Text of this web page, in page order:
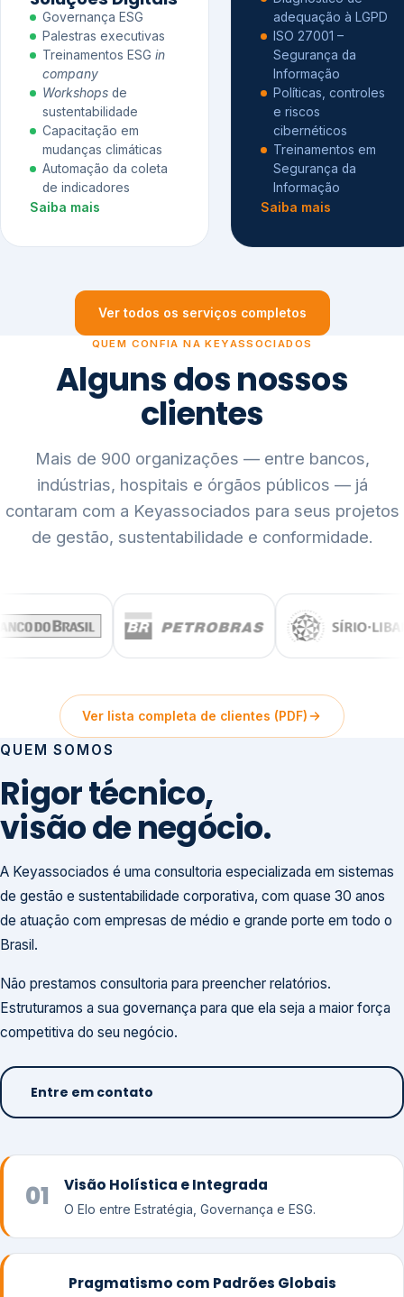
Governança ESG
Palestras executivas
Treinamentos ESG in
company
Workshops de
sustentabilidade
Capacitação em
mudanças climáticas
Automação da coleta
de indicadores
Saiba mais
adequação à LGPD
ISO 27001 –
Segurança da
Informação
Políticas, controles
e riscos
cibernéticos
Treinamentos em
Segurança da
Informação
Saiba mais
Ver todos os serviços completos
QUEM CONFIA NA KEYASSOCIADOS
Alguns dos nossos
clientes
Mais de 900 organizações — entre bancos,
indústrias, hospitais e órgãos públicos — já
contaram com a Keyassociados para seus projetos
de gestão, sustentabilidade e conformidade.
Ver lista completa de clientes (PDF)
QUEM SOMOS
Rigor técnico,
visão de negócio.
A Keyassociados é uma consultoria especializada em sistemas
de gestão e sustentabilidade corporativa, com quase 30 anos
de atuação com empresas de médio e grande porte em todo o
Brasil.
Não prestamos consultoria para preencher relatórios.
Estruturamos a sua governança para que ela seja a maior força
competitiva do seu negócio.
Entre em contato
01 Visão Holística e Integrada
O Elo entre Estratégia, Governança e ESG.
Pragmatismo com Padrões Globais